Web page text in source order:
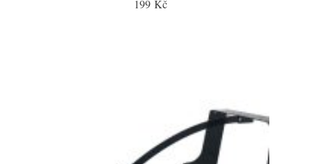
199 Kč